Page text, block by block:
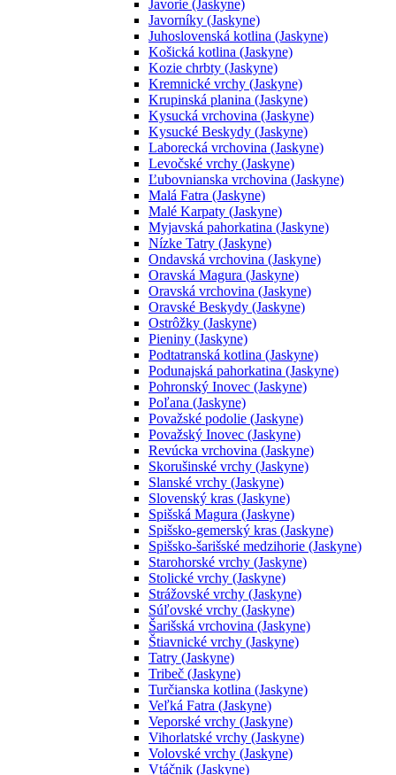
Javorie (Jaskyne)
Javorníky (Jaskyne)
Juhoslovenská kotlina (Jaskyne)
Košická kotlina (Jaskyne)
Kozie chrbty (Jaskyne)
Kremnické vrchy (Jaskyne)
Krupinská planina (Jaskyne)
Kysucká vrchovina (Jaskyne)
Kysucké Beskydy (Jaskyne)
Laborecká vrchovina (Jaskyne)
Levočské vrchy (Jaskyne)
Ľubovnianska vrchovina (Jaskyne)
Malá Fatra (Jaskyne)
Malé Karpaty (Jaskyne)
Myjavská pahorkatina (Jaskyne)
Nízke Tatry (Jaskyne)
Ondavská vrchovina (Jaskyne)
Oravská Magura (Jaskyne)
Oravská vrchovina (Jaskyne)
Oravské Beskydy (Jaskyne)
Ostrôžky (Jaskyne)
Pieniny (Jaskyne)
Podtatranská kotlina (Jaskyne)
Podunajská pahorkatina (Jaskyne)
Pohronský Inovec (Jaskyne)
Poľana (Jaskyne)
Považské podolie (Jaskyne)
Považský Inovec (Jaskyne)
Revúcka vrchovina (Jaskyne)
Skorušinské vrchy (Jaskyne)
Slanské vrchy (Jaskyne)
Slovenský kras (Jaskyne)
Spišská Magura (Jaskyne)
Spišsko-gemerský kras (Jaskyne)
Spišsko-šarišské medzihorie (Jaskyne)
Starohorské vrchy (Jaskyne)
Stolické vrchy (Jaskyne)
Strážovské vrchy (Jaskyne)
Súľovské vrchy (Jaskyne)
Šarišská vrchovina (Jaskyne)
Štiavnické vrchy (Jaskyne)
Tatry (Jaskyne)
Tribeč (Jaskyne)
Turčianska kotlina (Jaskyne)
Veľká Fatra (Jaskyne)
Veporské vrchy (Jaskyne)
Vihorlatské vrchy (Jaskyne)
Volovské vrchy (Jaskyne)
Vtáčnik (Jaskyne)